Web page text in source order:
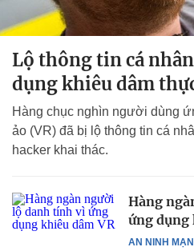
Lộ thông tin cá
dụng khiêu dâm
Hàng chục nghìn người dùng
ảo (VR) đã bị lộ thông tin cá
hacker khai thác.
AN NINH
Hàng
ứng dụng